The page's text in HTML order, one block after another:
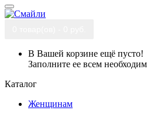
В Вашей корзине ещё пусто!
Заполните ее всем
Каталог
Женщинам